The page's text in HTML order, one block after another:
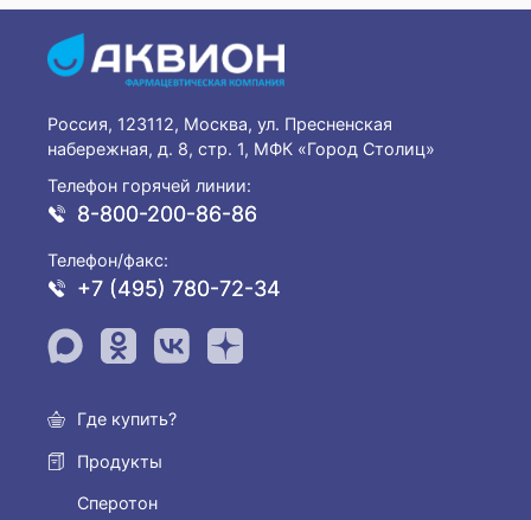
Россия, 123112, Москва, ул. Пресненская
набережная, д. 8, стр. 1, МФК «Город Столиц»
Телефон горячей линии:
8-800-200-86-86
Телефон/факс:
+7 (495) 780-72-34
Где купить?
Продукты
Сперотон